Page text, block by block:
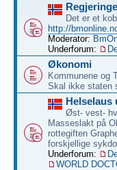
Det er et
http://
Moderator:
Underforum:
Økonomi
Kommunene og
Skal ikke staten
Helselaus
Øst- vest-
Masseslakt på
rottegiften
forskjellige
Underforum:
WORLD